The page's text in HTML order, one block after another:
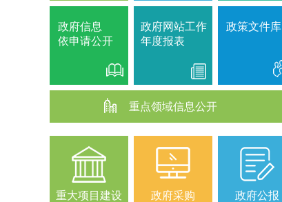
政府信息
依申请公开
政府网站工作
年度报表
政策文件库
重点领域信息公开
重大项目建设 政府采购 政府公报